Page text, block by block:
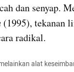
(1995), tekanan
radikal.
alat